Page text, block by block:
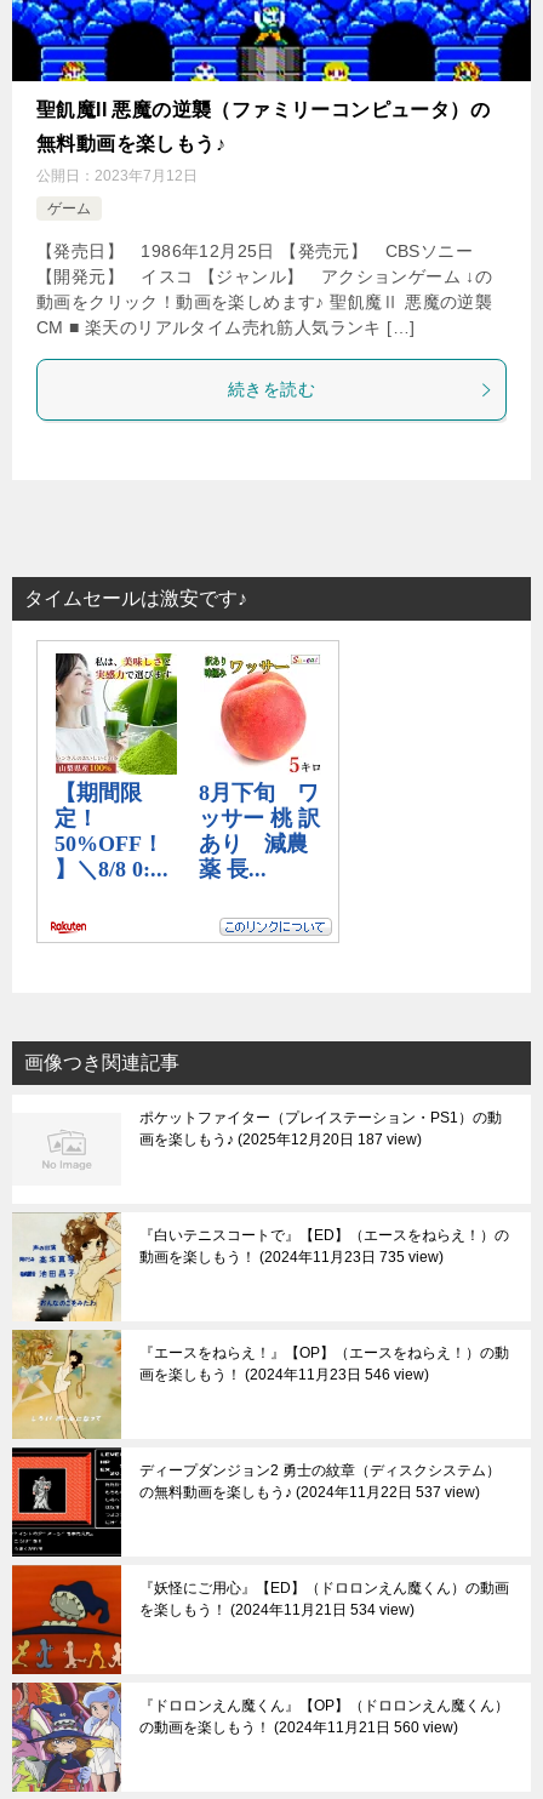
聖飢魔II 悪魔の逆襲（ファミリーコンピュータ）の
無料動画を楽しもう♪
公開日： 2023年7月12日
ゲーム
【発売日】 1986年12月25日 【発売元】 CBSソニー
【開発元】 イスコ 【ジャンル】 アクションゲーム ↓の
動画をクリック！動画を楽しめます♪ 聖飢魔Ⅱ 悪魔の逆襲
CM ■ 楽天のリアルタイム売れ筋人気ランキ […]
続きを読む
タイムセールは激安です♪
画像つき関連記事
ポケットファイター（プレイステーション・PS1）の動
画を楽しもう♪ 2025年12月20日 187 view
『白いテニスコートで』【ED】（エースをねらえ！）の
動画を楽しもう！
2024年11月23日 735 view
『エースをねらえ！』【OP】（エースをねらえ！）の動
画を楽しもう！
2024年11月23日 546 view
ディープダンジョン2 勇士の紋章（ディスクシステム）
の無料動画を楽しもう♪ 2024年11月22日 537 view
『妖怪にご用心』【ED】（ドロロンえん魔くん）の動画
を楽しもう！
2024年11月21日 534 view
『ドロロンえん魔くん』【OP】（ドロロンえん魔くん）
の動画を楽しもう！
2024年11月21日 560 view